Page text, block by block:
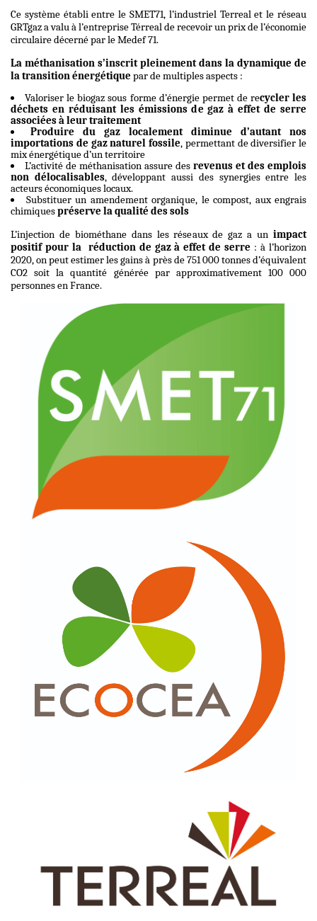
Ce système établi entre le SMET71, l’industriel Terreal et le réseau
GRTgaza valu à l’entreprise Térreal de recevoir un prix de l’économie
circulaire décerné par le Medef 71.
La méthanisation s’inscrit pleinement dans la dynamique de
la transition énergétique par de multiples aspects :
Valoriser le biogaz sous forme d’énergie permet de recycler les
déchets en réduisant les émissions de gaz à effet de serre
associées à leur traitement
Produire du gaz localement diminue d’autant nos
importations de gaz naturel fossile, permettant de diversifier le
mix énergétique d’un territoire
L’activité de méthanisation assure des revenus et des emplois
non délocalisables, développant aussi des synergies entre les
acteurs économiques locaux.
Substituer un amendement organique, le compost, aux engrais
chimiquespréserve la qualité des sols
L’injection de biométhane dans les réseaux de gaz a un impact
positif pour la réduction de gaz à effet de serre : à l’horizon
2020, on peut estimer les gains à près de 751 000 tonnes d’équivalent
CO2 soit la quantité générée par approximativement 100 000
personnes en France.